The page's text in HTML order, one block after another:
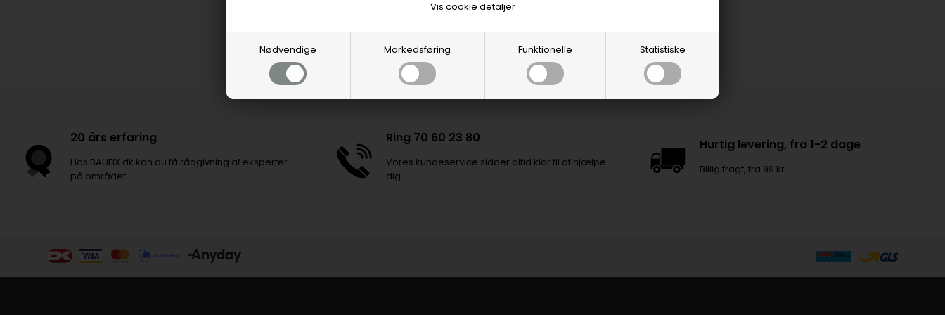
Nødvendige Markedsføring Funktionelle Statistiske
Vis cookie detaljer
20 års erfaring
Hos BAUFIX.dk kan du få rådgivning af eksperter
på området.
Ring 70 60 23 80
Vores kundeservice sidder altid klar til at hjælpe
dig.
Hurtig levering, fra 1-2 dage
Billig fragt, fra 99 kr.